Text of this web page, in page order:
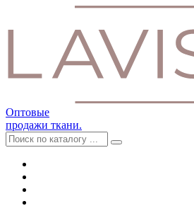
Оптовые
продажи ткани.